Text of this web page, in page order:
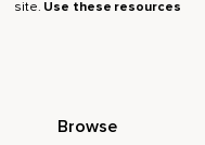
Und dann zu hören,
site. Use these resources
Browse